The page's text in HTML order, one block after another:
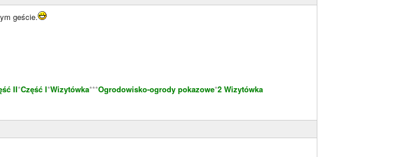
geście.
II*Część I*Wizytówka***Ogrodowisko-ogrody pokazowe*2 Wizytówka